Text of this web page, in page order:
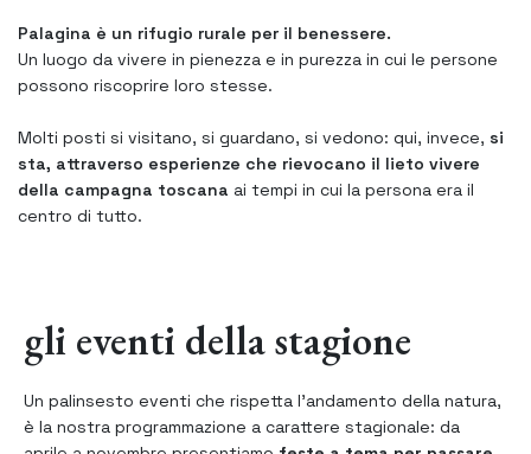
Palagina è un rifugio rurale per il benessere.
Un luogo da vivere in pienezza e in purezza in cui le persone
possono riscoprire loro stesse.
Molti posti si visitano, si guardano, si vedono: qui, invece, si
sta, attraverso esperienze che rievocano il lieto vivere
della campagna toscana ai tempi in cui la persona era il
centro di tutto.
gli eventi della stagione
Un palinsesto eventi che rispetta l'andamento della natura,
è la nostra programmazione a carattere stagionale: da